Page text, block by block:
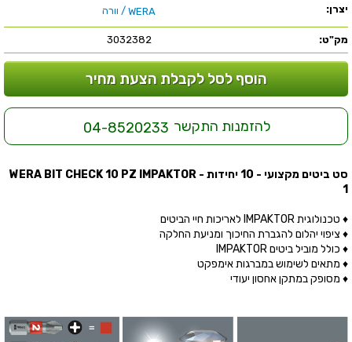
יצרן: WERA / וורה
מק"ט: 3032382
הוסף לסל לקבלת הצעת מחיר
להזמנות התקשר 04-8520233
סט ביטים מקצועי - 10 יחידות - WERA BIT CHECK 10 PZ IMPAKTOR
1
♦ טכנולוגית IMPAKTOR לאריכות חיי הביטים
♦ ציפוי יהלום להגברת החיכוך ומניעת החלקה
♦ כולל מוביל ביטים IMPAKTOR
♦ מתאים לשימוש במברגות אימפקט
♦ מסופק במתקן אחסון יעודי